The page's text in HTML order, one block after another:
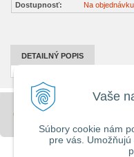
Vaše
Súbory cookie nám
pre vás.
Dostupnosť:
Na objednávku
DETAILNÝ POPIS
© 2026 Stavebniny - DUMA •